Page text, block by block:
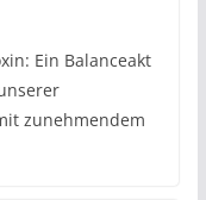
Ein Balanceakt
zunehmendem